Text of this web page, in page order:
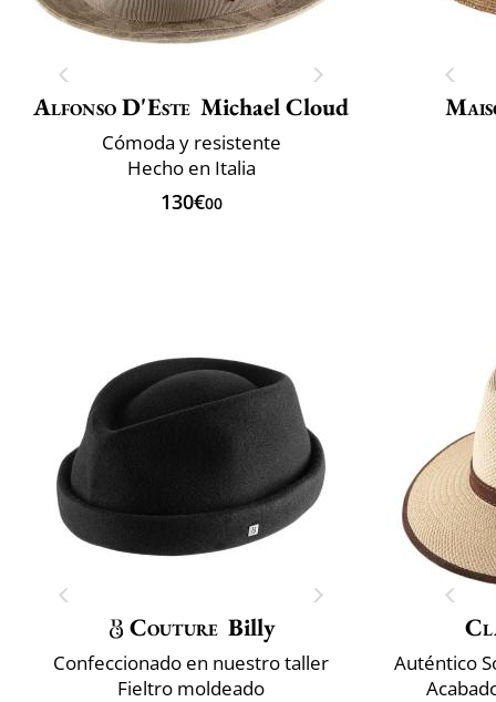
Alfonso D'Este Michael Cloud
Cómoda y resistente
Hecho en Italia
130€00
Couture Billy
Confeccionado en nuestro taller
Fieltro moldeado